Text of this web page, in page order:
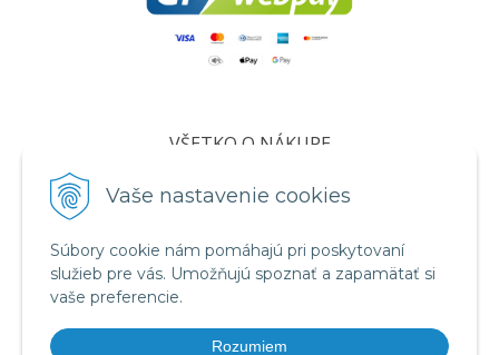
Vaše nastavenie cookies
Súbory cookie nám pomáhajú pri poskytovaní
služieb pre vás. Umožňujú spoznať a zapamätať si
vaše preferencie.
Rozumiem
VŠETKO O NÁKUPE
Certifikáty
Ochrana osobných údajov
Informácie o cookies